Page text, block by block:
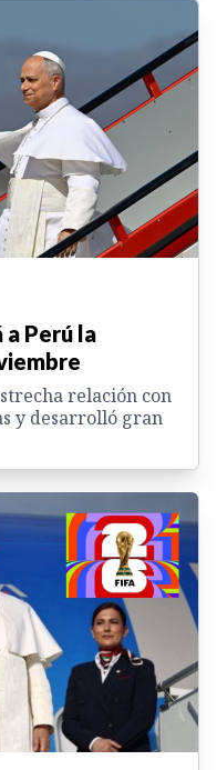
a Perú la
relación con
y desarrolló gran